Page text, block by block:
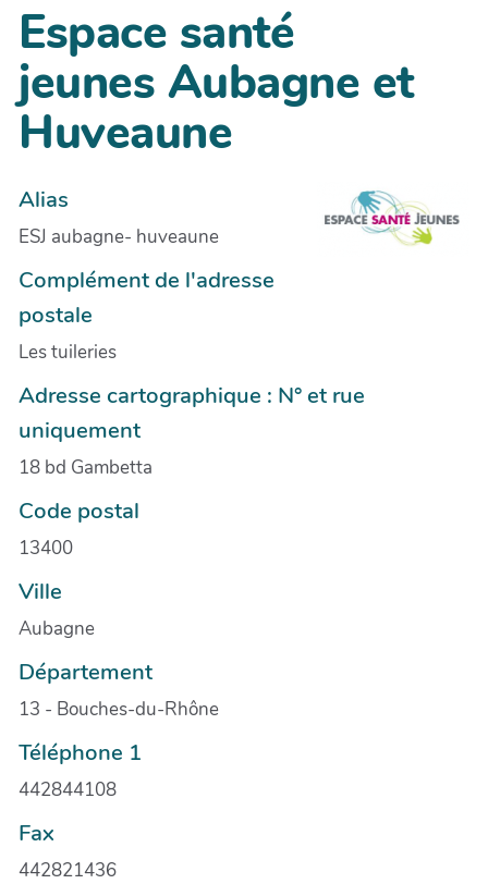
Espace santé
jeunes Aubagne et
Huveaune
Alias
ESJ aubagne- huveaune
Complément de l'adresse
postale
Les tuileries
Adresse cartographique : N° et rue
uniquement
18 bd Gambetta
Code postal
13400
Ville
Aubagne
Département
13 - Bouches-du-Rhône
Téléphone 1
442844108
Fax
442821436